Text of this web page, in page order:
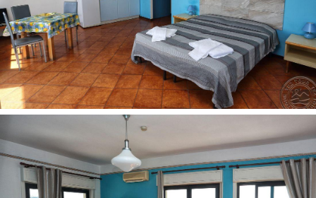
Аdresas:
Lungomare Tysandros, 76, 98035 Giardini
Naxos ME, Italija
Telefonas:+39 0942 52194
Internetinė svetainė:www.villapamar.it